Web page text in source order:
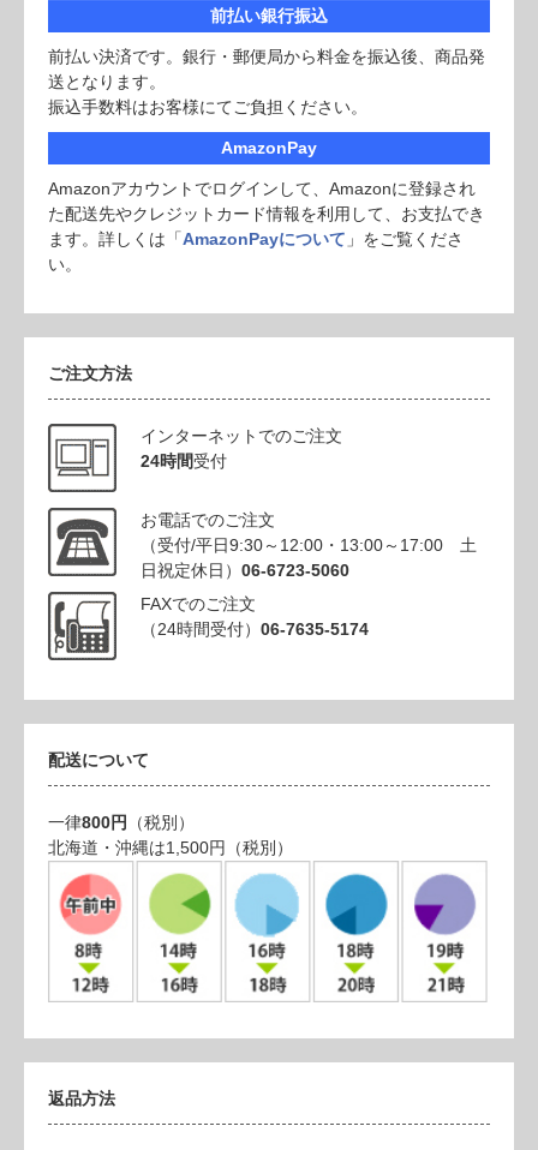
前払い銀行振込
前払い決済です。銀行・郵便局から料金を振込後、商品発
送となります。
振込手数料はお客様にてご負担ください。
AmazonPay
Amazonアカウントでログインして、Amazonに登録され
た配送先やクレジットカード情報を利用して、お支払でき
ます。詳しくは「AmazonPayについて 」をご覧くださ
い。
ご注文方法
インターネットでのご注文
24時間受付
お電話でのご注文
（受付/平日9:30～12:00・13:00～17:00 土
日祝定休日） 06-6723-5060
FAXでのご注文
（24時間受付） 06-7635-5174
配送について
一律800円
（税別）
北海道・沖縄は1,500円（税別）
返品方法